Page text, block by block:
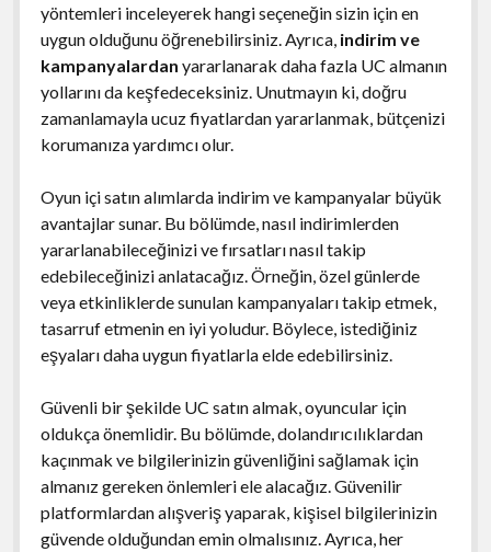
yöntemleri inceleyerek hangi seçeneğin sizin için en
uygun olduğunu öğrenebilirsiniz. Ayrıca, indirim ve
kampanyalardan yararlanarak daha fazla UC almanın
yollarını da keşfedeceksiniz. Unutmayın ki, doğru
zamanlamayla ucuz fiyatlardan yararlanmak, bütçenizi
korumanıza yardımcı olur.
Oyun içi satın alımlarda indirim ve kampanyalar büyük
avantajlar sunar. Bu bölümde, nasıl indirimlerden
yararlanabileceğinizi ve fırsatları nasıl takip
edebileceğinizi anlatacağız. Örneğin, özel günlerde
veya etkinliklerde sunulan kampanyaları takip etmek,
tasarruf etmenin en iyi yoludur. Böylece, istediğiniz
eşyaları daha uygun fiyatlarla elde edebilirsiniz.
Güvenli bir şekilde UC satın almak, oyuncular için
oldukça önemlidir. Bu bölümde, dolandırıcılıklardan
kaçınmak ve bilgilerinizin güvenliğini sağlamak için
almanız gereken önlemleri ele alacağız. Güvenilir
platformlardan alışveriş yaparak, kişisel bilgilerinizin
güvende olduğundan emin olmalısınız. Ayrıca, her